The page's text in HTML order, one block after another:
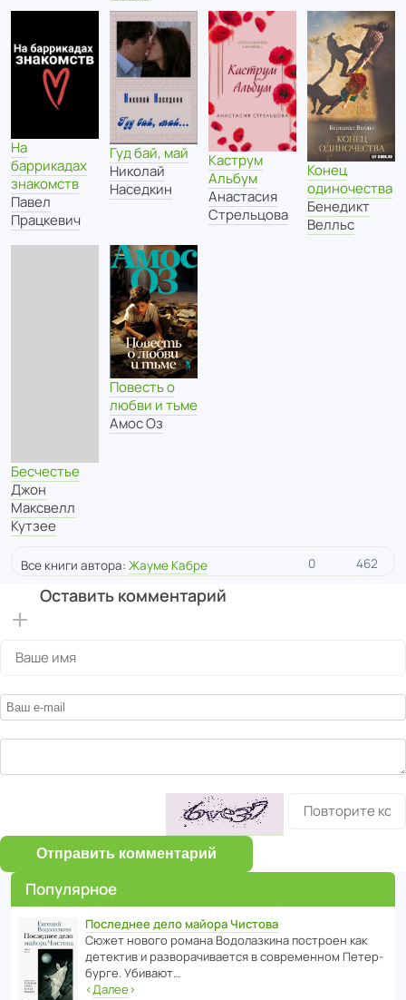
На
баррикадах
знакомств
Павел
Працкевич
Гуд бай, май
Николай
Наседкин
Каструм
Альбум
Анастасия
Стрельцова
Конец
одиночества
Бенедикт
Велльс
Бесчестье
Джон
Максвелл
Кутзее
Повесть о
любви и тьме
Амос Оз
Все книги автора: Жауме Кабре 0 462
Оставить комментарий
Отправить комментарий
Популярное
Последнее дело майора Чистова
Сюжет нового романа Водо­ла­з­кина пост­роен как
дете­ктив и разво­ра­чи­ва­ется в совре­менном Пете­р­
бурге. Убивают…
‹Далее›